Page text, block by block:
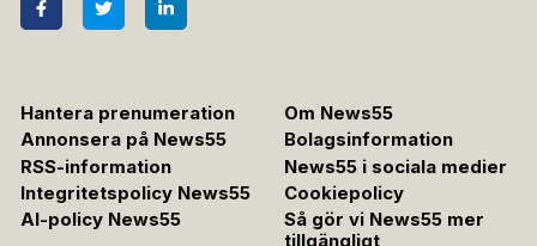
Hantera prenumeration
Om News55
Annonsera på News55
Bolagsinformation
RSS-information
News55 i sociala medier
Integritetspolicy News55
Cookiepolicy
AI-policy News55
Så gör vi News55 mer
tillgängligt